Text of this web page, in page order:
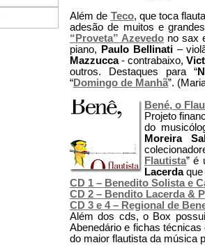
Além de Teco, que toca
adesão de muitos e
“Proveta” Azevedo no sax
piano,
Paulo Bellinati–
Mazzucca- contrabaixo,
outros. Destaques para “
“Domingo de Manhã”.
Bené, o
Projeto
do
Moreira
Flautista” é
Lacerdaque
CD 1 – Benedito Solista e
CD 2 – Bendito Lacerda &
CD 3 e 4 – Regional de
Além dos cds, o Box
Abenedário e fichas
do maior flautista da música